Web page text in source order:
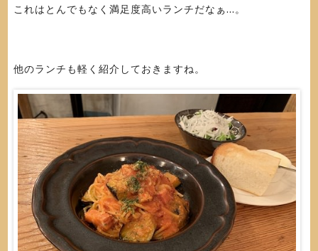
これはとんでもなく満足度高いランチだなぁ...。
他のランチも軽く紹介しておきますね。